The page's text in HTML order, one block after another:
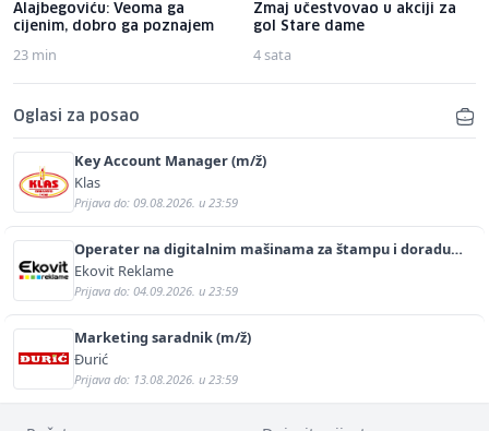
Alajbegoviću: Veoma ga
cijenim, dobro ga poznajem
23 min
Zmaj učestvovao u akciji za
gol Stare dame
4 sata
Oglasi za posao
Key Account Manager (m/ž)
Klas
Prijava do: 09.08.2026. u 23:59
Operater na digitalnim mašinama za štampu i doradu
(m/ž)
Ekovit Reklame
Prijava do: 04.09.2026. u 23:59
Marketing saradnik (m/ž)
Đurić
Prijava do: 13.08.2026. u 23:59